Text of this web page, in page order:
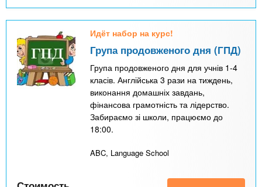
Идёт набор на курс!
Група продовженого дня (ГПД)
Група продовженого дня для учнів 1-4
класів. Англійська 3 рази на тиждень,
виконання домашніх завдань,
фінансова грамотність та лідерство.
Забираємо зі школи, працюємо до
18:00.
ABC, Language School